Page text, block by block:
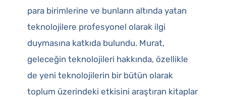
para birimlerine ve bunların altında yatan
teknolojilere profesyonel olarak ilgi
duymasına katkıda bulundu. Murat,
geleceğin teknolojileri hakkında, özellikle
de yeni teknolojilerin bir bütün olarak
toplum üzerindeki etkisini araştıran kitaplar